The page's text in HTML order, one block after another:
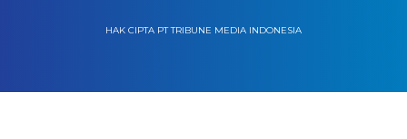
HAK CIPTA PT TRIBUNE MEDIA INDONESIA